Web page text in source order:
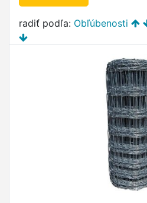
radiť podľa: Obľúbenosti